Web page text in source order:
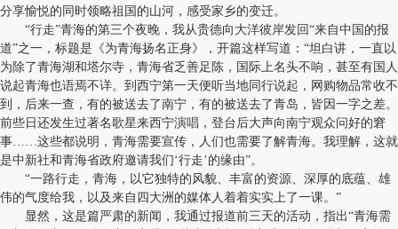
分享愉悦的同时领略祖国的山河，感受家乡的变迁。
“行走”青海的第三个夜晚，我从贵德向大洋彼岸发回“来自中国的报
道”之一，标题是《为青海扬名正身》，开篇这样写道：“坦白讲，一直以
为除了青海湖和塔尔寺，青海省乏善足陈，国际上名头不响，甚至有国人
说起青海也语焉不详。到西宁第一天便听当地同行说起，网购物品常收不
到，后来一查，有的被送去了南宁，有的被送去了青岛，皆因一字之差。
前些日还发生过著名歌星来西宁演唱，登台后大声向南宁观众问好的窘
事……这些都说明，青海需要宣传，人们也需要了解青海。我理解，这就
是中新社和青海省政府邀请我们‘行走’的缘由”。
“一路行走，青海，以它独特的风貌、丰富的资源、深厚的底蕴、雄
伟的气度给我，以及来自四大洲的媒体人着着实实上了一课。”
显然，这是篇严肃的新闻，我通过报道前三天的活动，指出“青海需